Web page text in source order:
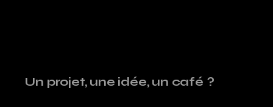
Un projet, une idée, un café ?